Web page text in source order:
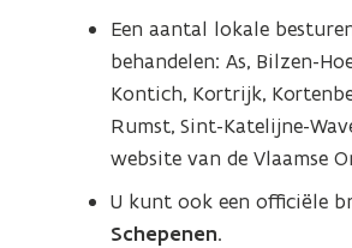
Een aantal lokale
behandelen: As, Bilzen-
Kontich, Kortrijk,
Rumst, Sint-Katelijne-
website van de Vlaamse
U kunt ook een officiële
Schepenen.